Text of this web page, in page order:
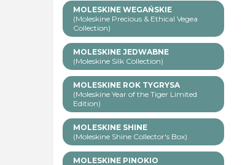
MOLESKINE WEGAŃSKIE
(Moleskine Precious & Ethical Vegea
Collection)
MOLESKINE JEDWABNE
(Moleskine Silk Collection)
MOLESKINE ROK TYGRYSA
(Moleskine Year of the Tiger Limited
Edition)
MOLESKINE SHINE
(Moleskine Shine Collector's Box)
MOLESKINE PINOKIO